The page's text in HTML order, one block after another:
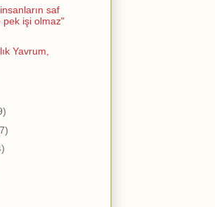
saf
pek işi olmaz"
Yavrum,